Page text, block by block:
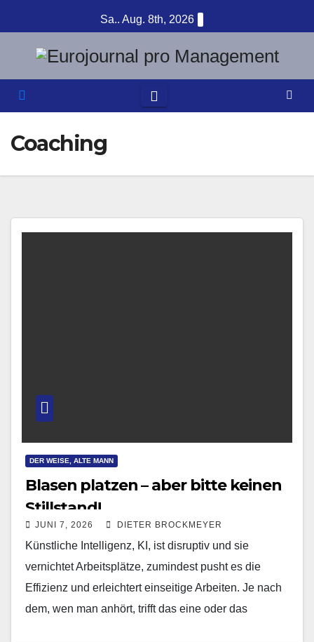
Inhalt
springen
Sa.. Aug. 8th, 2026
Coaching
DER WEISE, ALTE MANN
Blasen platzen – aber bitte keinen
Stillstand!
JUNI 7, 2026 DIETER BROCKMEYER
Künstliche Intelligenz, KI, ist disruptiv und sie
vernichtet Arbeitsplätze, zumindest pusht es die
Effizienz und erleichtert einseitige Arbeiten. Je nach
dem, wen man anhört, trifft das eine oder das